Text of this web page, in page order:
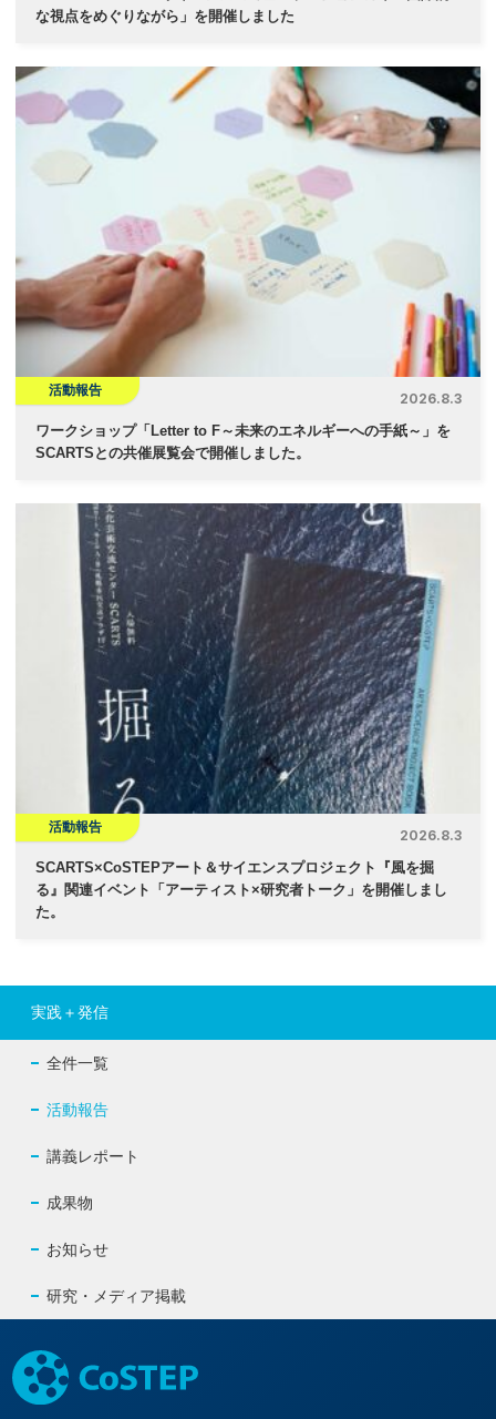
な視点をめぐりながら」を開催しました
活動報告
2026.8.3
ワークショップ「Letter to F～未来のエネルギーへの手紙～」を
SCARTSとの共催展覧会で開催しました。
活動報告
2026.8.3
SCARTS×CoSTEPアート＆サイエンスプロジェクト『風を掘
る』関連イベント「アーティスト×研究者トーク」を開催しまし
た。
実践＋発信
全件一覧
活動報告
講義レポート
成果物
お知らせ
研究・メディア掲載